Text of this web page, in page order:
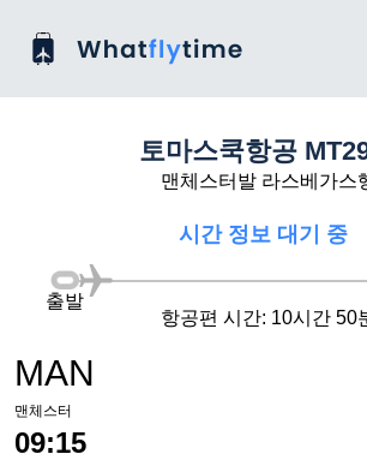
토마스쿡항공
맨체스터발 라스베가스
시간 정보 대기 중
MAN
맨체스터
09:15
출발
항공편 시간: 10시간 50